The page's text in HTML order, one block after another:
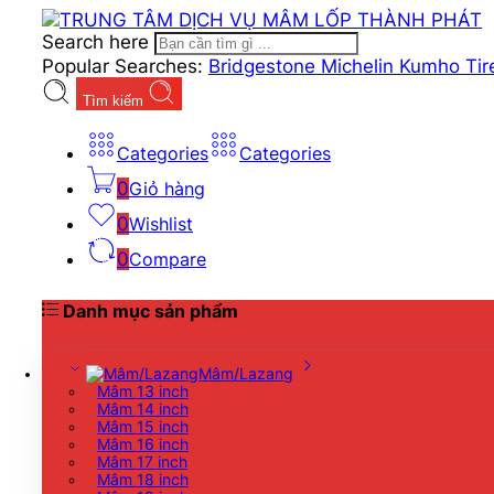
Search here
Popular Searches: Bridgestone Michelin Kumho
Tìm kiếm
Categories
Categories
0Giỏ hàng
0Wishlist
0Compare
Danh mục sản phẩm
Mâm/Lazang
Mâm 13 inch
Mâm 14 inch
Mâm 15 inch
Mâm 16 inch
Mâm 17 inch
Mâm 18 inch